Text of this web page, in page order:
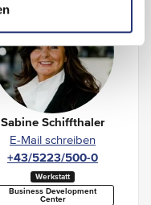
Sabine Schiffthaler
E-Mail schreiben
+43/5223/500-0
Werkstatt
Business Development
Center